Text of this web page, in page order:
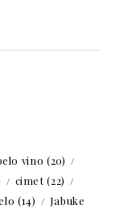
vino (20)
cimet(22)
(14)
Jabuke